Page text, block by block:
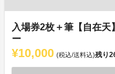
入場券2枚＋筆【自在
ー
¥10,000 (税込/送料込)残り